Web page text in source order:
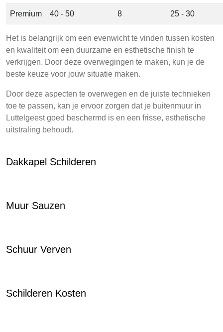
Premium 40 - 50 8 25 - 30
Het is belangrijk om een evenwicht te vinden tussen kosten
en kwaliteit om een duurzame en esthetische finish te
verkrijgen. Door deze overwegingen te maken, kun je de
beste keuze voor jouw situatie maken.
Door deze aspecten te overwegen en de juiste technieken
toe te passen, kan je ervoor zorgen dat je buitenmuur in
Luttelgeest goed beschermd is en een frisse, esthetische
uitstraling behoudt.
Dakkapel Schilderen
Muur Sauzen
Schuur Verven
Schilderen Kosten